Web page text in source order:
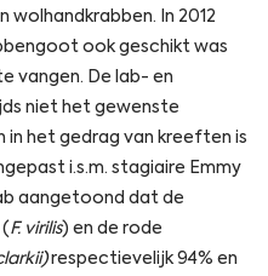
In 2012
ook geschikt was
vangen. De lab- en
niet het gewenste
het gedrag van kreeften is
i.s.m. stagiaire Emmy
aangetoond dat de
F. virilis) en de rode
respectievelijk 94% en